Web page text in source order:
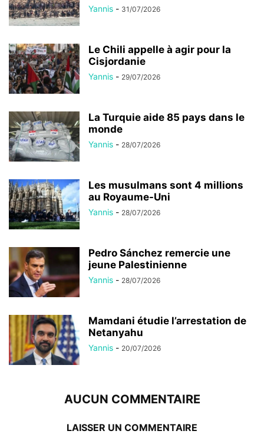
Yannis - 31/07/2026
Le Chili appelle à agir pour la
Cisjordanie
Yannis - 29/07/2026
La Turquie aide 85 pays dans le
monde
Yannis - 28/07/2026
Les musulmans sont 4 millions
au Royaume-Uni
Yannis - 28/07/2026
Pedro Sánchez remercie une
jeune Palestinienne
Yannis - 28/07/2026
Mamdani étudie l’arrestation de
Netanyahu
Yannis - 20/07/2026
AUCUN COMMENTAIRE
LAISSER UN COMMENTAIRE